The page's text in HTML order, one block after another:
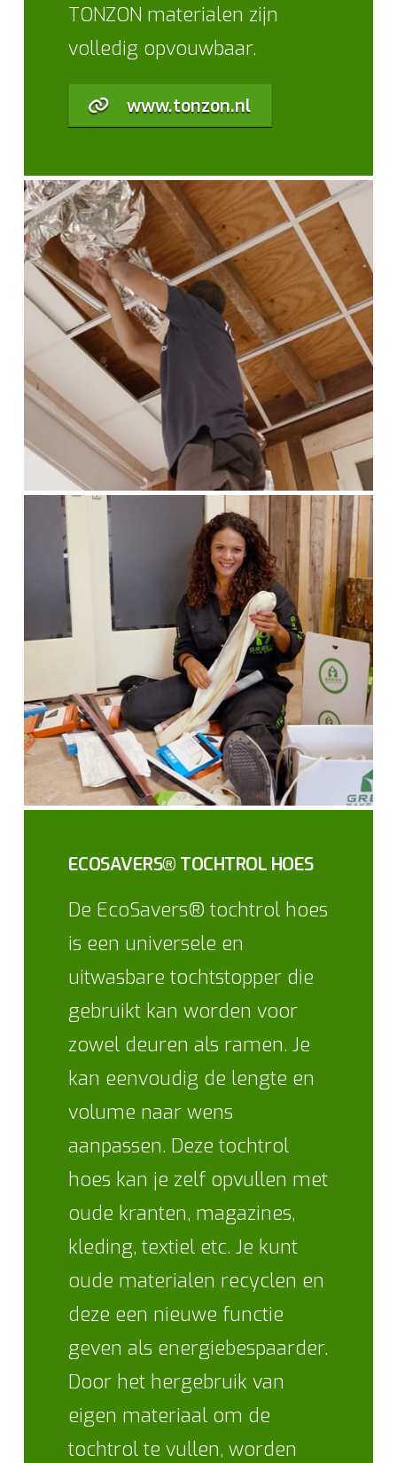
TONZON materialen zijn
volledig opvouwbaar.
www.tonzon.nl
ECOSAVERS® TOCHTROL HOES
De EcoSavers® tochtrol hoes
is een universele en
uitwasbare tochtstopper die
gebruikt kan worden voor
zowel deuren als ramen. Je
kan eenvoudig de lengte en
volume naar wens
aanpassen. Deze tochtrol
hoes kan je zelf opvullen met
oude kranten, magazines,
kleding, textiel etc. Je kunt
oude materialen recyclen en
deze een nieuwe functie
geven als energiebespaarder.
Door het hergebruik van
eigen materiaal om de
tochtrol te vullen, worden